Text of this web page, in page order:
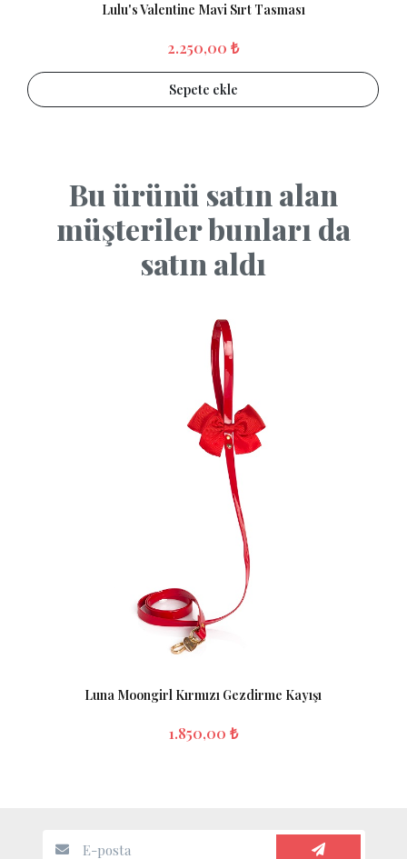
Lulu's Valentine Mavi Sırt Tasması
2.250,00 ₺
Sepete ekle
Bu ürünü satın alan
müşteriler bunları da
satın aldı
Luna Moongirl Kırmızı Gezdirme Kayışı
1.850,00 ₺